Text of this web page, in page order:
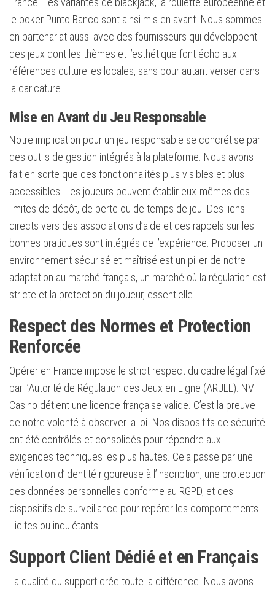
le poker Punto Banco sont ainsi mis en avant. Nous sommes
en partenariat aussi avec des fournisseurs qui développent
des jeux dont les thèmes et l’esthétique font écho aux
références culturelles locales, sans pour autant verser dans
la caricature.
Mise en Avant du Jeu Responsable
Notre implication pour un jeu responsable se concrétise par
des outils de gestion intégrés à la plateforme. Nous avons
fait en sorte que ces fonctionnalités plus visibles et plus
accessibles. Les joueurs peuvent établir eux-mêmes des
limites de dépôt, de perte ou de temps de jeu. Des liens
directs vers des associations d’aide et des rappels sur les
bonnes pratiques sont intégrés de l’expérience. Proposer un
environnement sécurisé et maîtrisé est un pilier de notre
adaptation au marché français, un marché où la régulation est
stricte et la protection du joueur, essentielle.
Respect des Normes et Protection
Renforcée
Opérer en France impose le strict respect du cadre légal fixé
par l’Autorité de Régulation des Jeux en Ligne (ARJEL). NV
Casino détient une licence française valide. C’est la preuve
de notre volonté à observer la loi. Nos dispositifs de sécurité
ont été contrôlés et consolidés pour répondre aux
exigences techniques les plus hautes. Cela passe par une
vérification d’identité rigoureuse à l’inscription, une protection
des données personnelles conforme au RGPD, et des
dispositifs de surveillance pour repérer les comportements
illicites ou inquiétants.
Support Client Dédié et en Français
La qualité du support crée toute la différence. Nous avons